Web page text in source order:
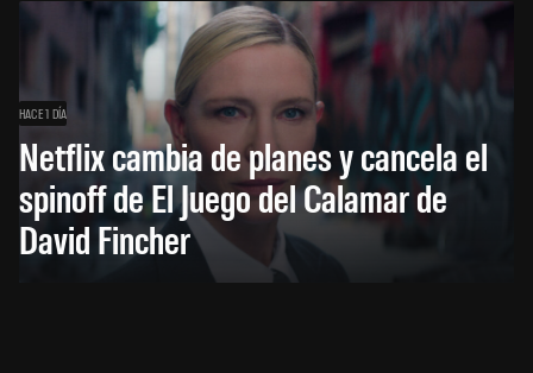
HACE 1 DÍA
Netflix cambia de planes y cancela el
spinoff de El Juego del Calamar de
David Fincher